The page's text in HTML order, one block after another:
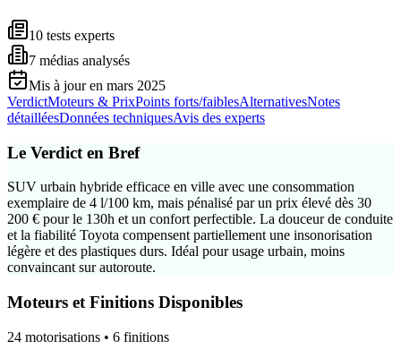
10 tests experts
7 médias analysés
Mis à jour en mars 2025
VerdictMoteurs & PrixPoints forts/faiblesAlternativesNotes
détailléesDonnées techniquesAvis des experts
Le Verdict en Bref
SUV urbain hybride efficace en ville avec une consommation
exemplaire de 4 l/100 km, mais pénalisé par un prix élevé dès 30
200 € pour le 130h et un confort perfectible. La douceur de conduite
et la fiabilité Toyota compensent partiellement une insonorisation
légère et des plastiques durs. Idéal pour usage urbain, moins
convaincant sur autoroute.
Moteurs et Finitions Disponibles
24 motorisations • 6 finitions